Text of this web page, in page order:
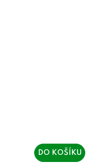
DO KOŠÍKU